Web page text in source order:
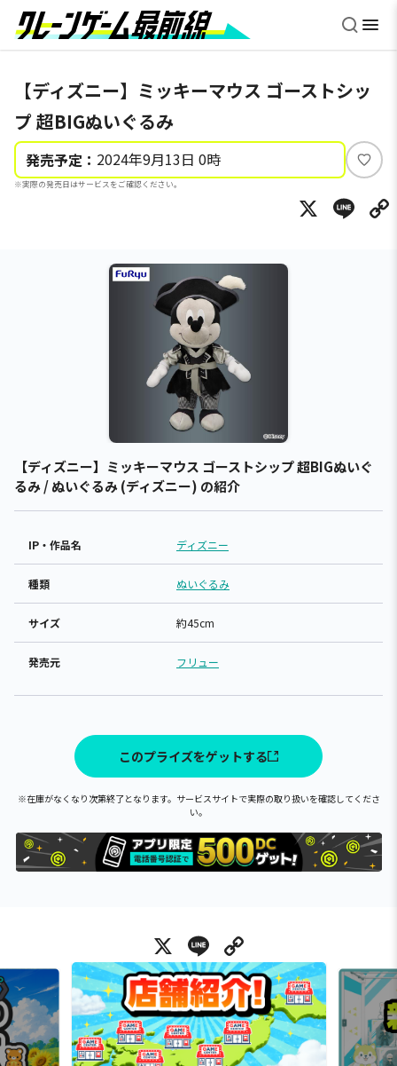
【ディズニー】ミッキーマウス ゴーストシッ
プ 超BIGぬいぐるみ
発売予定： 2024年9月13日 0時
※実際の発売日はサービスをご確認ください。
い
ね
X
【ディズニー】ミッキーマウス ゴーストシップ 超BIGぬいぐ
るみ / ぬいぐるみ (ディズニー) の紹介
IP・作品名 ディズニー
種類 ぬいぐるみ
サイズ 約45cm
発売元 フリュー
このプライズをゲットする
※在庫がなくなり次第終了となります。サービスサイトで実際の取り扱いを確認してくださ
い。
X Line